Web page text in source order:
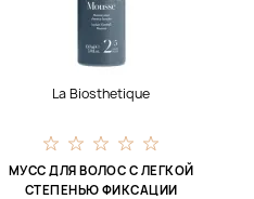
La Biosthetique
МУСС ДЛЯ ВОЛОС С ЛЕГКОЙ
СТЕПЕНЬЮ ФИКСАЦИИ